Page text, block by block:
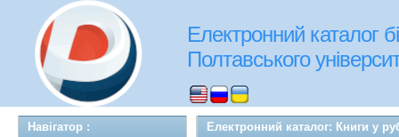
Електронний каталог
Полтавського
Навігатор : Електронний каталог: Книги у